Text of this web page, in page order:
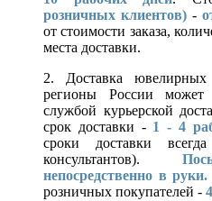
розничных клиентов)-
от стоимости заказа,
места доставки.
2. Доставка
регионы России может
службой курьерской
срок доставки - 1 - 4
сроки доставки
консультантов).
непосредственно в руки.
розничных покупателей -